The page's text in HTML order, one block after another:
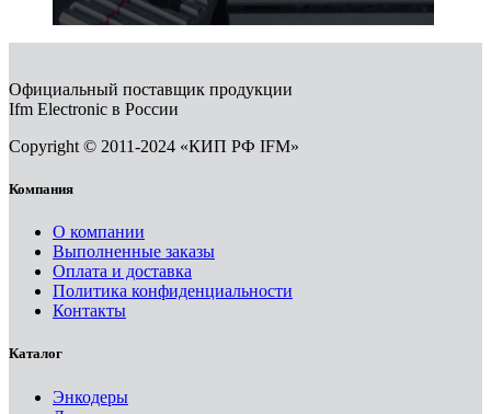
Официальный поставщик продукции
Ifm Electronic в России
Copyright © 2011-2024 «КИП РФ IFM»
Компания
О компании
Выполненные заказы
Оплата и доставка
Политика конфиденциальности
Контакты
Каталог
Энкодеры